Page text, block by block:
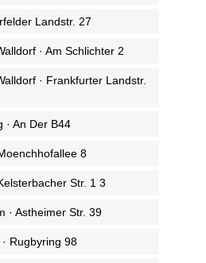
Landstr. 27
· Am Schlichter 2
· Frankfurter Landstr.
· An Der B44
8
Str. 1 3
· Astheimer Str. 39
Rugbyring 98